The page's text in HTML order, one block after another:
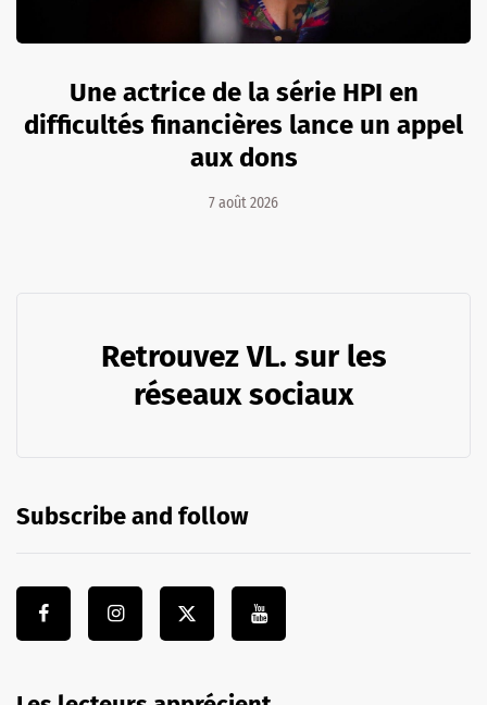
Une actrice de la série HPI en
difficultés financières lance un appel
aux dons
7 août 2026
Retrouvez VL. sur les
réseaux sociaux
Subscribe and follow